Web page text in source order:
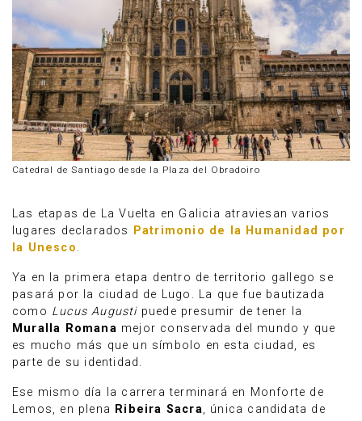
Catedral de Santiago desde la Plaza del Obradoiro
Las etapas de La Vuelta en Galicia atraviesan varios
lugares declarados
Patrimonio de la Humanidad por
la Unesco.
Ya en la primera etapa dentro de territorio gallego se
pasará por la ciudad de Lugo. La que fue bautizada
como Lucus Augustipuede presumir de tener la
Muralla Romana mejor conservada del mundo y que
es mucho más que un símbolo en esta ciudad, es
parte de su identidad.
Ese mismo día la carrera terminará en Monforte de
Lemos, en plena Ribeira Sacra, única candidata de